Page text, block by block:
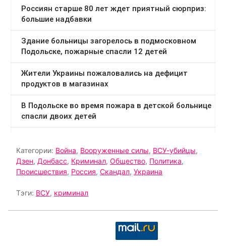
Категории: Война, Вооруженные силы, ВСУ-убийцы,
Дзен, Донбасс, Криминал, Общество, Политика,
Происшествия, Россия, Скандал, Украина
Тэги: ВСУ, криминал